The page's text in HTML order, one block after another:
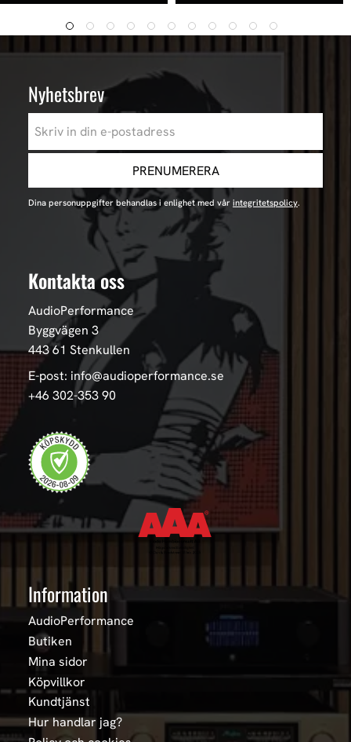
Nyhetsbrev
PRENUMERERA
Dina personuppgifter behandlas i enlighet med vår integritetspolicy.
Kontakta oss
AudioPerformance
Byggvägen 3
443 61 Stenkullen
E-post: info@audioperformance.se
+46 302-353 90
Information
AudioPerformance
Butiken
Mina sidor
Köpvillkor
Kundtjänst
Hur handlar jag?